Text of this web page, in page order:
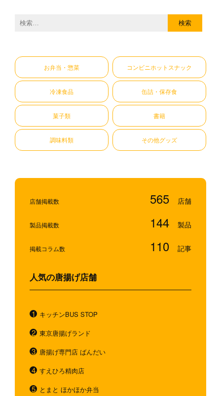
検
お弁当・惣菜 コンビニホットスナック
冷凍食品 缶詰・保存食
菓子類 書籍
調味料類 その他グッズ
店舗掲載数 565
製品掲載数 144
掲載コラム数 110
人気の唐揚げ店舗
キッチンBUS STOP
東京唐揚げランド
唐揚げ専門店 ばんだい
すえひろ精肉店
とまと ほかほか弁当